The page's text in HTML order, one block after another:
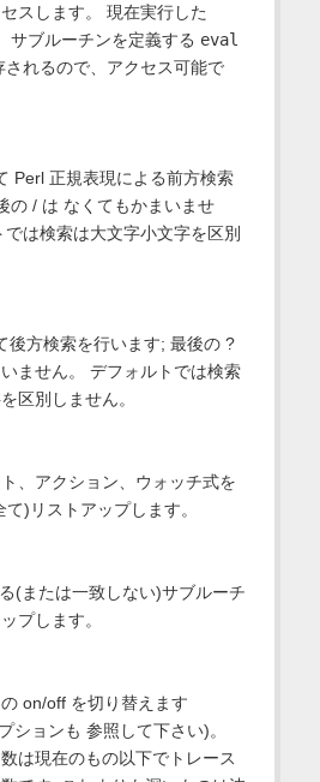
スします。 現在実行した
サブルーチンを定義する eval
されるので、アクセス可能で
Perl 正規表現による前方検索
の / は なくてもかまいませ
は検索は大文字小文字を区別
後方検索を行います; 最後の ?
ません。 デフォルトでは検索
区別しません。
、アクション、ウォッチ式を
)リストアップします。
(または一致しない)サブルーチ
プします。
on/off を切り替えます
ションも 参照して下さい)。
は現在のもの以下でトレース